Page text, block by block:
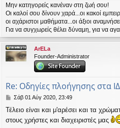
η
Μην κατηγορείς κανέναν στη ζωή σου!
Οι καλοί σου δίνουν χαρά...οι κακοί
οι αχάριστοι μαθήματα...οι άξιοι
Για να συγχωρείς θέλει δύναμη, για να
ArELa
Founder-Administrator
Re: Οδηγίες πλοήγησης στα
Δ
μ
ο
Σάβ 01 Αύγ 2020, 23:49
Τέλειο είναι και μ'αρέσει και τα
στους χρήστες και διαχειριστές μας